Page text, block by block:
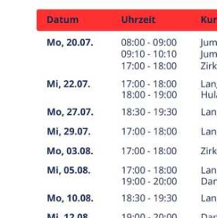
Leichtathletik Wettkämpfe und